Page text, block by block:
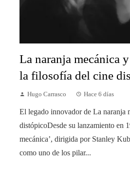
La naranja mecánica
la filosofía del cine
Hugo Carrasco Hace 6 días
El legado innovador de La naranja
distópicoDesde su lanzamiento en
mecánica’, dirigida por Stanley
como uno de los pilar...